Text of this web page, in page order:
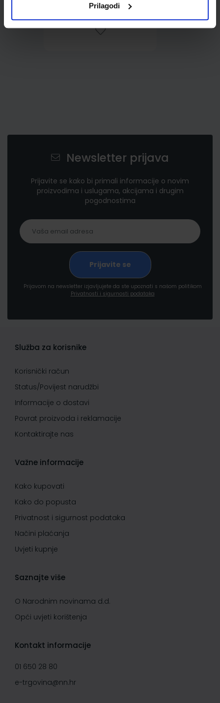
Prilagodi
Newsletter prijava
Prijavite se kako bi primali informacije o novim
proizvodima i uslugama, akcijama i drugim
pogodnostima
Prijavom na newsletter izjavljujete da ste upoznati s našom politikom
Privatnosti i sigurnosti podataka
Služba za korisnike
Korisnički račun
Status/Povijest narudžbi
Informacije o dostavi
Povrat proizvoda i reklamacije
Kontaktirajte nas
Važne informacije
Kako kupovati
Kako do popusta
Privatnost i sigurnost podataka
Načini plaćanja
Uvjeti kupnje
Saznajte više
O Narodnim novinama d.d.
Opći uvjeti korištenja
Kontakt informacije
01 650 28 80
e-trgovina@nn.hr